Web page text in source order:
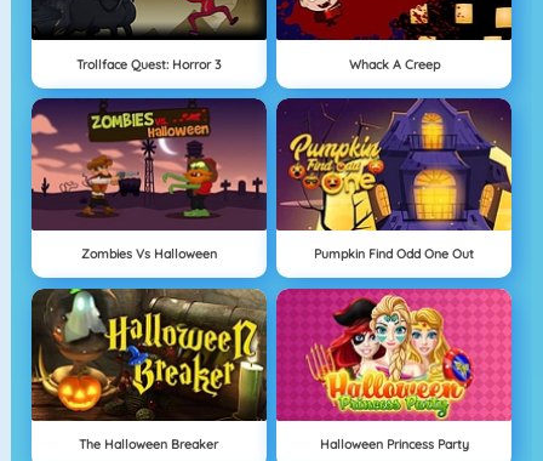
Trollface Quest: Horror 3 Whack A Creep
Zombies Vs Halloween Pumpkin Find Odd One Out
The Halloween Breaker Halloween Princess Party